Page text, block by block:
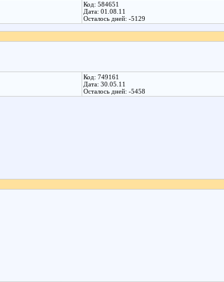
Код: 584651
Дата: 01.08.11
Осталось дней: -5129
Код: 749161
Дата: 30.05.11
Осталось дней: -5458